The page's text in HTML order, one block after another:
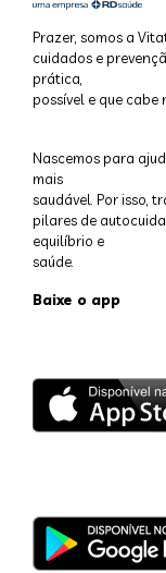
Prazer, somos a
cuidados e
prática,
possível e que cabe
Nascemos para
mais
saudável. Por isso,
pilares de
equilíbrio e
saúde.
Baixe o app